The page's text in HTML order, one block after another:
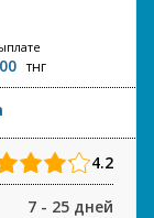
тнг
4.2
7 - 25 дней